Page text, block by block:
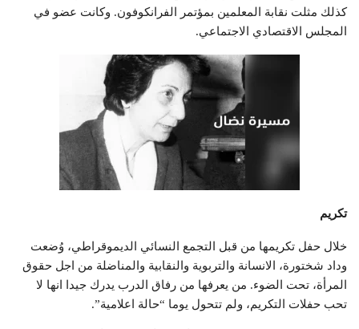
كذلك مثلت نقابة المعلمين بمؤتمر الفرانكوفون. وكانت عضو في
المجلس الاقتصادي الاجتماعي.
تكريم
خلال حفل تكريمها من قبل التجمع النسائي الديموقراطي، وُضعت
وداد شختورة، الانسانة والتربوية والنقابية والمناضلة من اجل حقوق
المرأة، تحت الضوء. من يعرفها من رفاق الدرب يدرك جيدا انها لا
تحب حفلات التكريم، ولم تتحول يوما “حالة اعلامية”.